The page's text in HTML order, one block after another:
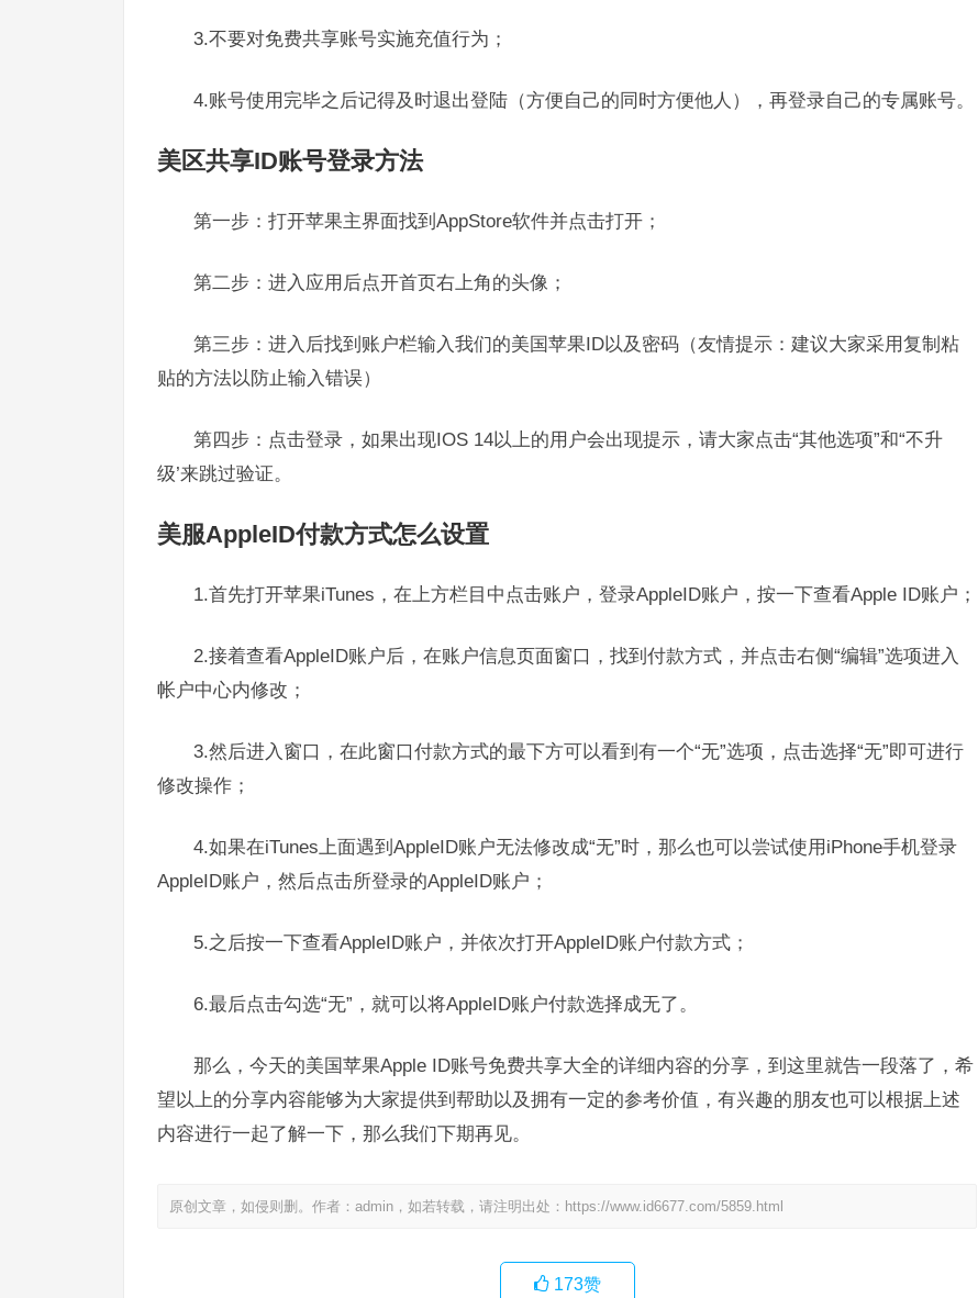
3.不要对免费共享账号实施充值行为；
4.账号使用完毕之后记得及时退出登陆（方便自己的同时方便他人），再登录自己的专属账号。
美区共享ID账号登录方法
第一步：打开苹果主界面找到AppStore软件并点击打开；
第二步：进入应用后点开首页右上角的头像；
第三步：进入后找到账户栏输入我们的美国苹果ID以及密码（友情提示：建议大家采用复制粘
贴的方法以防止输入错误）
第四步：点击登录，如果出现IOS 14以上的用户会出现提示，请大家点击“其他选项”和“不升
级’来跳过验证。
美服AppleID付款方式怎么设置
1.首先打开苹果iTunes，在上方栏目中点击账户，登录AppleID账户，按一下查看Apple ID账户；
2.接着查看AppleID账户后，在账户信息页面窗口，找到付款方式，并点击右侧“编辑”选项进入
帐户中心内修改；
3.然后进入窗口，在此窗口付款方式的最下方可以看到有一个“无”选项，点击选择“无”即可进行
修改操作；
4.如果在iTunes上面遇到AppleID账户无法修改成“无”时，那么也可以尝试使用iPhone手机登录
AppleID账户，然后点击所登录的AppleID账户；
5.之后按一下查看AppleID账户，并依次打开AppleID账户付款方式；
6.最后点击勾选“无”，就可以将AppleID账户付款选择成无了。
那么，今天的美国苹果Apple ID账号免费共享大全的详细内容的分享，到这里就告一段落了，希
望以上的分享内容能够为大家提供到帮助以及拥有一定的参考价值，有兴趣的朋友也可以根据上述
内容进行一起了解一下，那么我们下期再见。
原创文章，如侵则删。作者：admin，如若转载，请注明出处： https://www.id6677.com/5859.html
173赞